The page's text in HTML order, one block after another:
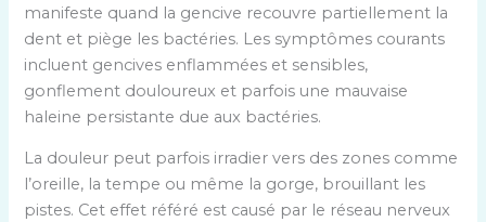
manifeste quand la gencive recouvre partiellement la
dent et piège les bactéries. Les symptômes courants
incluent gencives enflammées et sensibles,
gonflement douloureux et parfois une mauvaise
haleine persistante due aux bactéries.
La douleur peut parfois irradier vers des zones comme
l’oreille, la tempe ou même la gorge, brouillant les
pistes. Cet effet référé est causé par le réseau nerveux